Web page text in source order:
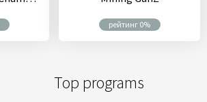
Top programs
рейтинг 0%